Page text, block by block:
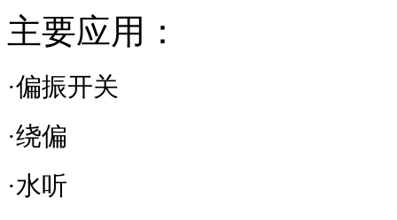
主要应用：
·偏振开关
·绕偏
·水听